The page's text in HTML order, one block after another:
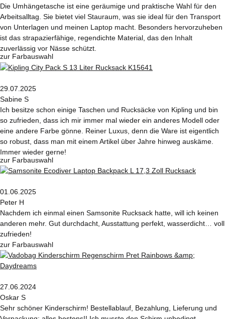
Die Umhängetasche ist eine geräumige und praktische Wahl für den
Arbeitsalltag. Sie bietet viel Stauraum, was sie ideal für den Transport
von Unterlagen und meinen Laptop macht. Besonders hervorzuheben
ist das strapazierfähige, regendichte Material, das den Inhalt
zuverlässig vor Nässe schützt.
zur Farbauswahl
29.07.2025
Sabine S
Ich besitze schon einige Taschen und Rucksäcke von Kipling und bin
so zufrieden, dass ich mir immer mal wieder ein anderes Modell oder
eine andere Farbe gönne. Reiner Luxus, denn die Ware ist eigentlich
so robust, dass man mit einem Artikel über Jahre hinweg auskäme.
Immer wieder gerne!
zur Farbauswahl
01.06.2025
Peter H
Nachdem ich einmal einen Samsonite Rucksack hatte, will ich keinen
anderen mehr. Gut durchdacht, Ausstattung perfekt, wasserdicht… voll
zufrieden!
zur Farbauswahl
27.06.2024
Oskar S
Sehr schöner Kinderschirm! Bestellablauf, Bezahlung, Lieferung und